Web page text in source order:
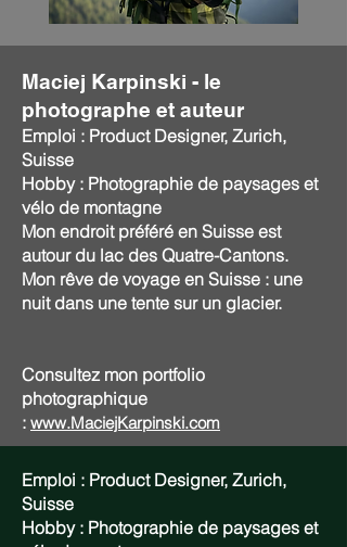
Maciej Karpinski - le
photographe et auteur
Emploi : Product Designer, Zurich,
Suisse
Hobby : Photographie de paysages et
vélo de montagne
Mon endroit préféré en Suisse est
autour du lac des Quatre-Cantons.
Mon rêve de voyage en Suisse : une
nuit dans une tente sur un glacier.
Consultez mon portfolio
photographique
: www.MaciejKarpinski.com
Emploi : Product Designer, Zurich,
Suisse
Hobby : Photographie de paysages et